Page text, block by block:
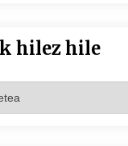
hilez hile